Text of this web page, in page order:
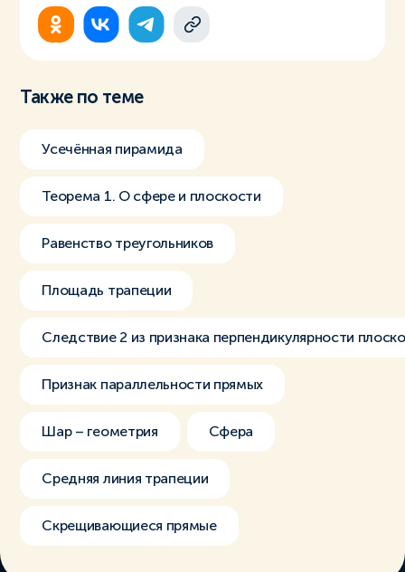
Также по теме
Усечённая пирамида
Теорема 1. О сфере и плоскости
Равенство треугольников
Площадь трапеции
Следствие 2 из признака перпендикулярности
Признак параллельности прямых
Шар – геометрия Сфера
Средняя линия трапеции
Скрещивающиеся прямые